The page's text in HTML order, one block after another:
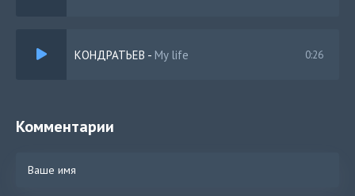
КОНДРАТЬЕВ - My life 0:26
Комментарии